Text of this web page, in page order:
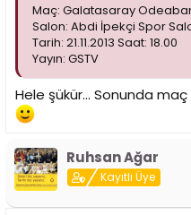
Maç: Galatasaray
Salon: Abdi İpekçi Spor
Tarih: 21.11.2013 Saat: 18.00
Yayın: GSTV
Hele şükür... Sonunda maç
Ruhsan Ağar
Kayıtlı Üye